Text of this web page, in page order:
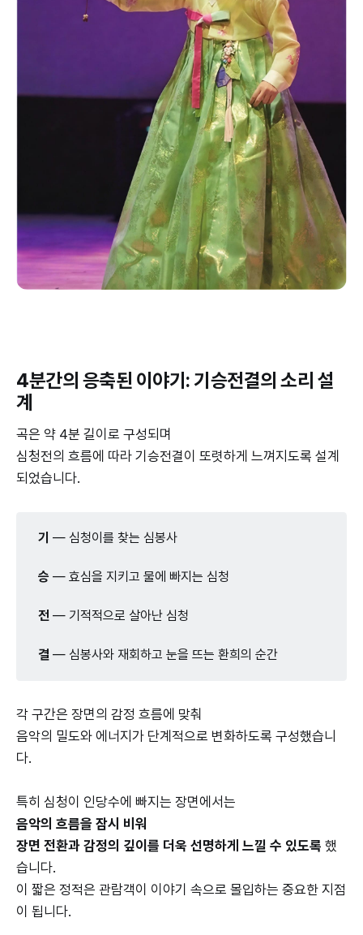
4분간의 응축된 이야기: 기승전결의 소리 설
계
곡은 약 4분 길이로 구성되며
심청전의 흐름에 따라 기승전결이 또렷하게 느껴지도록 설계
되었습니다.
기 — 심청이를 찾는 심봉사
승 — 효심을 지키고 물에 빠지는 심청
전 — 기적적으로 살아난 심청
결 — 심봉사와 재회하고 눈을 뜨는 환희의 순간
각 구간은 장면의 감정 흐름에 맞춰
음악의 밀도와 에너지가 단계적으로 변화하도록 구성했습니
다.
특히 심청이 인당수에 빠지는 장면에서는
음악의 흐름을 잠시 비워
장면 전환과 감정의 깊이를 더욱 선명하게 느낄 수 있도록 했
습니다.
이 짧은 정적은 관람객이 이야기 속으로 몰입하는 중요한 지점
이 됩니다.